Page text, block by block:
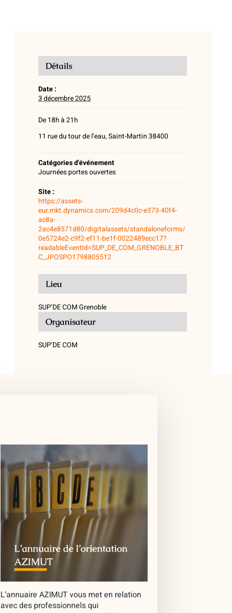
Détails
Date :
3 décembre 2025
De 18h à 21h
11 rue du tour de l’eau, Saint-Martin 38400
Catégories d'événement
Journées portes ouvertes
Site :
https://assets-
eur.mkt.dynamics.com/209d4c0c-e373-40f4-
ac8a-
2ac4e8571d80/digitalassets/standaloneforms/
0e5724e2-c9f2-ef11-be1f-0022489ecc17?
readableEventId=SUP_DE_COM_GRENOBLE_BT
C_JPOSPO1798805512
Lieu
SUP’DE COM Grenoble
Organisateur
SUP’DE COM
L’annuaire AZIMUT vous met en relation
avec des professionnels qui